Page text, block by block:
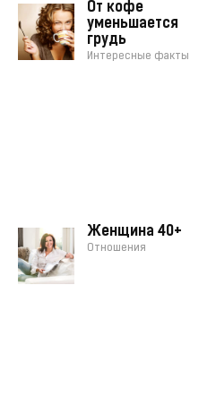
От кофе
уменьшается
грудь
Интересные факты
Женщина 40+
Отношения